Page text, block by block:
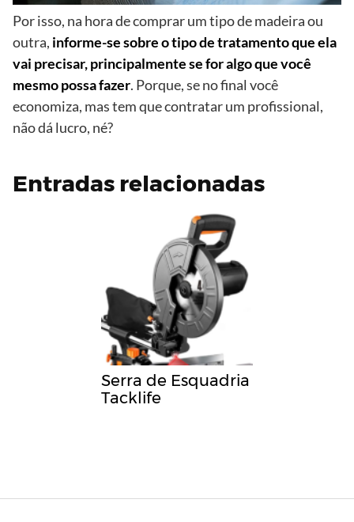
Por isso, na hora de comprar um tipo de madeira ou
outra, informe-se sobre o tipo de tratamento que ela
vai precisar, principalmente se for algo que você
mesmo possa fazer. Porque, se no final você
economiza, mas tem que contratar um profissional,
não dá lucro, né?
Entradas relacionadas
Serra de Esquadria
Tacklife